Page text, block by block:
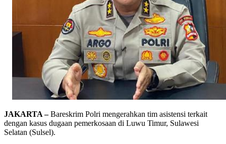
JAKARTA –Bareskrim Polri mengerahkan tim asistensi terkait
dengan kasus dugaan pemerkosaan di Luwu Timur, Sulawesi
Selatan (Sulsel).